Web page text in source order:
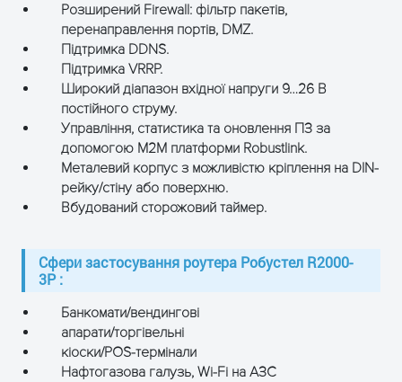
Розширений Firewall: фільтр пакетів,
перенаправлення портів, DMZ.
Підтримка DDNS.
Підтримка VRRP.
Широкий діапазон вхідної напруги 9…26 В
постійного струму.
Управління, статистика та оновлення ПЗ за
допомогою M2M платформи Robustlink.
Металевий корпус з можливістю кріплення на DIN-
рейку/стіну або поверхню.
Вбудований сторожовий таймер.
Сфери застосування роутера Робустел R2000-
3P :
Банкомати/вендингові
апарати/торгівельні
кіоски/POS-термінали
Нафтогазова галузь, Wi-Fi на АЗС